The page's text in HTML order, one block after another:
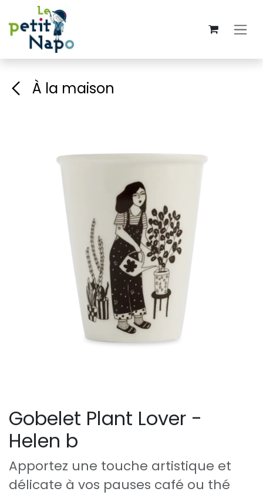
Se rendre au contenu
À la maison
Gobelet Plant Lover -
Helen b
Apportez une touche artistique et
délicate à vos pauses café ou thé